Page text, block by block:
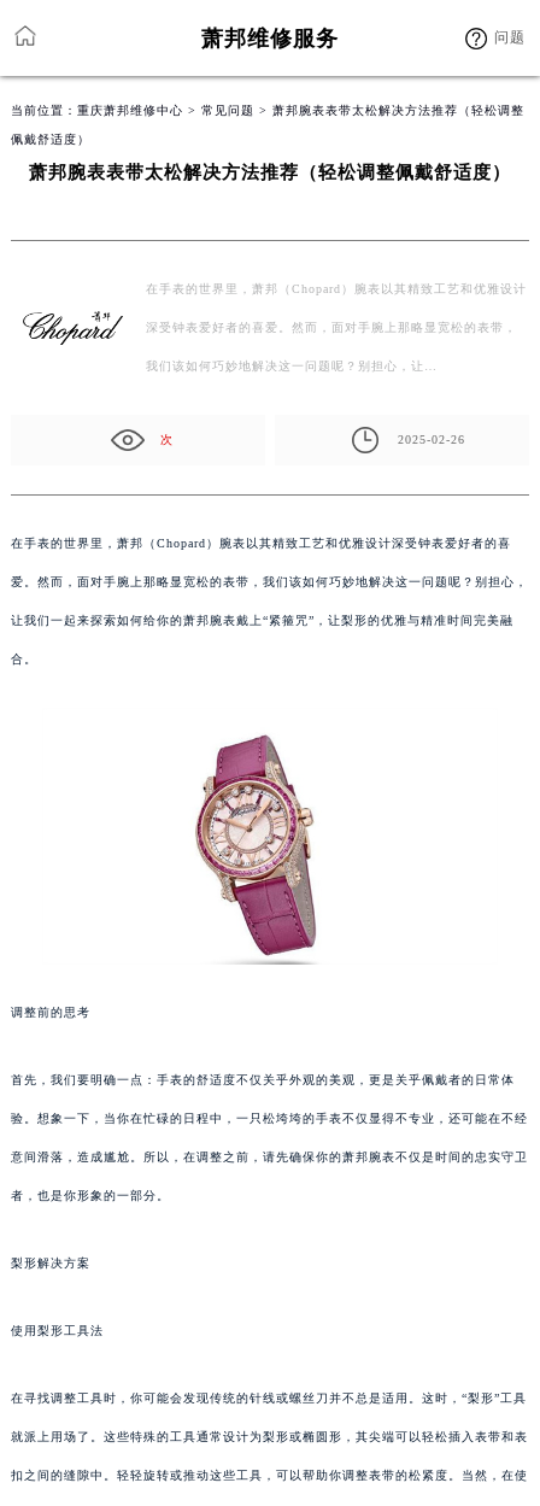
萧邦维修服务 问题
当前位置： 重庆萧邦维修中心 > 常见问题 > 萧邦腕表表带太松解决方法推荐（轻松调整
佩戴舒适度）
萧邦腕表表带太松解决方法推荐（轻松调整佩戴舒适度）
在手表的世界里，萧邦（Chopard）腕表以其精致工艺和优雅设计
深受钟表爱好者的喜爱。然而，面对手腕上那略显宽松的表带，
我们该如何巧妙地解决这一问题呢？别担心，让…
次 2025-02-26
在手表的世界里，萧邦（Chopard）腕表以其精致工艺和优雅设计深受钟表爱好者的喜
爱。然而，面对手腕上那略显宽松的表带，我们该如何巧妙地解决这一问题呢？别担心，
让我们一起来探索如何给你的萧邦腕表戴上“紧箍咒”，让梨形的优雅与精准时间完美融
合。
调整前的思考
首先，我们要明确一点：手表的舒适度不仅关乎外观的美观，更是关乎佩戴者的日常体
验。想象一下，当你在忙碌的日程中，一只松垮垮的手表不仅显得不专业，还可能在不经
意间滑落，造成尴尬。所以，在调整之前，请先确保你的萧邦腕表不仅是时间的忠实守卫
者，也是你形象的一部分。
梨形解决方案
使用梨形工具法
在寻找调整工具时，你可能会发现传统的针线或螺丝刀并不总是适用。这时，“梨形”工具
就派上用场了。这些特殊的工具通常设计为梨形或椭圆形，其尖端可以轻松插入表带和表
扣之间的缝隙中。轻轻旋转或推动这些工具，可以帮助你调整表带的松紧度。当然，在使